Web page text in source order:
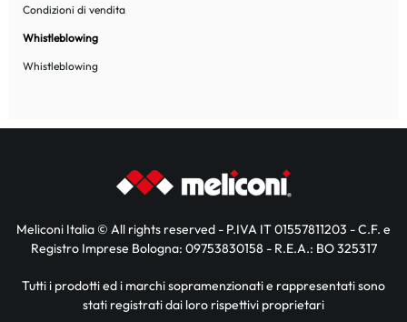
Condizioni di vendita
Whistleblowing
Whistleblowing
Meliconi Italia © All rights reserved - P.IVA IT 01557811203 - C.F. e
Registro Imprese Bologna: 09753830158 - R.E.A.: BO 325317
Tutti i prodotti ed i marchi sopramenzionati e rappresentati sono
stati registrati dai loro rispettivi proprietari